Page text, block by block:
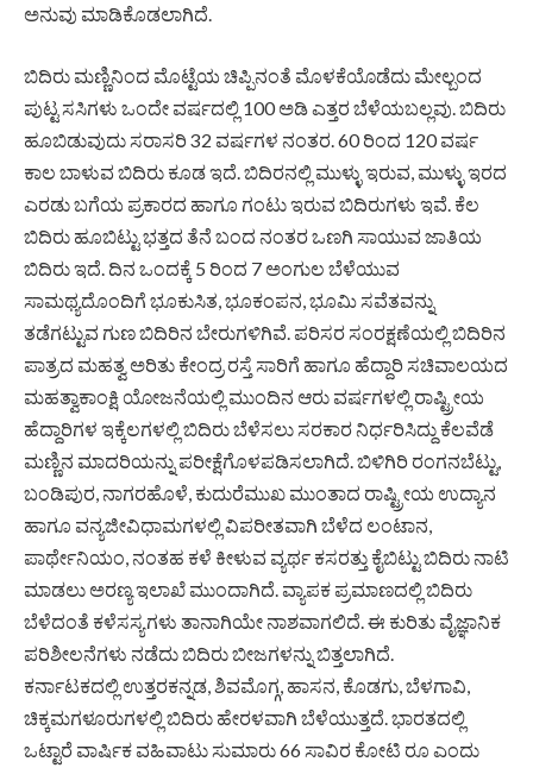
ಅನುವು ಮಾಡಿಕೊಡಲಾಗಿದೆ.
ಬಿದಿರು ಮಣ್ಣಿನಿಂದ ಮೊಟ್ಟೆಯ ಚಿಪ್ಪಿನಂತೆ ಮೊಳಕೆಯೊಡೆದು ಮೇಲ್ಬಂದ
ಪುಟ್ಟ ಸಸಿಗಳು ಒಂದೇ ವರ್ಷದಲ್ಲಿ 100 ಅಡಿ ಎತ್ತರ ಬೆಳೆಯಬಲ್ಲವು. ಬಿದಿರು
ಹೂಬಿಡುವುದು ಸರಾಸರಿ 32 ವರ್ಷಗಳ ನಂತರ. 60 ರಿಂದ 120 ವರ್ಷ
ಕಾಲ ಬಾಳುವ ಬಿದಿರು ಕೂಡ ಇದೆ. ಬಿದಿರನಲ್ಲಿ ಮುಳ್ಳು ಇರುವ, ಮುಳ್ಳು ಇರದ
ಎರಡು ಬಗೆಯ ಪ್ರಕಾರದ ಹಾಗೂ ಗಂಟು ಇರುವ ಬಿದಿರುಗಳು ಇವೆ. ಕೆಲ
ಬಿದಿರು ಹೂಬಿಟ್ಟು ಭತ್ತದ ತೆನೆ ಬಂದ ನಂತರ ಒಣಗಿ ಸಾಯುವ ಜಾತಿಯ
ಬಿದಿರು ಇದೆ. ದಿನ ಒಂದಕ್ಕೆ 5 ರಿಂದ 7 ಅಂಗುಲ ಬೆಳೆಯುವ
ಸಾಮಥ್ಯದೊಂದಿಗೆ ಭೂಕುಸಿತ, ಭೂಕಂಪನ, ಭೂಮಿ ಸವೆತವನ್ನು
ತಡೆಗಟ್ಟುವ ಗುಣ ಬಿದಿರಿನ ಬೇರುಗಳಿಗಿವೆ. ಪರಿಸರ ಸಂರಕ್ಷಣೆಯಲ್ಲಿ ಬಿದಿರಿನ
ಪಾತ್ರದ ಮಹತ್ವ ಅರಿತು ಕೇಂದ್ರ ರಸ್ತೆ ಸಾರಿಗೆ ಹಾಗೂ ಹೆದ್ದಾರಿ ಸಚಿವಾಲಯದ
ಮಹತ್ವಾಕಾಂಕ್ಷಿ ಯೋಜನೆಯಲ್ಲಿ ಮುಂದಿನ ಆರು ವರ್ಷಗಳಲ್ಲಿ ರಾಷ್ಟ್ರೀಯ
ಹೆದ್ದಾರಿಗಳ ಇಕ್ಕೆಲಗಳಲ್ಲಿ ಬಿದಿರು ಬೆಳೆಸಲು ಸರಕಾರ ನಿರ್ಧರಿಸಿದ್ದು ಕೆಲವೆಡೆ
ಮಣ್ಣಿನ ಮಾದರಿಯನ್ನು ಪರೀಕ್ಷೆಗೊಳಪಡಿಸಲಾಗಿದೆ. ಬಿಳಿಗಿರಿ ರಂಗನಬೆಟ್ಟು,
ಬಂಡಿಪುರ, ನಾಗರಹೊಳೆ, ಕುದುರೆಮುಖ ಮುಂತಾದ ರಾಷ್ಟ್ರೀಯ ಉದ್ಯಾನ
ಹಾಗೂ ವನ್ಯಜೀವಿಧಾಮಗಳಲ್ಲಿ ವಿಪರೀತವಾಗಿ ಬೆಳೆದ ಲಂಟಾನ,
ಪಾರ್ಥೇನಿಯಂ, ನಂತಹ ಕಳೆ ಕೀಳುವ ವ್ಯರ್ಥ ಕಸರತ್ತು ಕೈಬಿಟ್ಟು ಬಿದಿರು ನಾಟಿ
ಮಾಡಲು ಅರಣ್ಯ ಇಲಾಖೆ ಮುಂದಾಗಿದೆ. ವ್ಯಾಪಕ ಪ್ರಮಾಣದಲ್ಲಿ ಬಿದಿರು
ಬೆಳೆದಂತೆ ಕಳೆಸಸ್ಯಗಳು ತಾನಾಗಿಯೇ ನಾಶವಾಗಲಿದೆ. ಈ ಕುರಿತು ವೈಜ್ಞಾನಿಕ
ಪರಿಶೀಲನೆಗಳು ನಡೆದು ಬಿದಿರು ಬೀಜಗಳನ್ನು ಬಿತ್ತಲಾಗಿದೆ.
ಕರ್ನಾಟಕದಲ್ಲಿ ಉತ್ತರಕನ್ನಡ, ಶಿವಮೊಗ್ಗ, ಹಾಸನ, ಕೊಡಗು, ಬೆಳಗಾವಿ,
ಚಿಕ್ಕಮಗಳೂರುಗಳಲ್ಲಿ ಬಿದಿರು ಹೇರಳವಾಗಿ ಬೆಳೆಯುತ್ತದೆ. ಭಾರತದಲ್ಲಿ
ಒಟ್ಟಾರೆ ವಾರ್ಷಿಕ ವಹಿವಾಟು ಸುಮಾರು 66 ಸಾವಿರ ಕೋಟಿ ರೂ ಎಂದು